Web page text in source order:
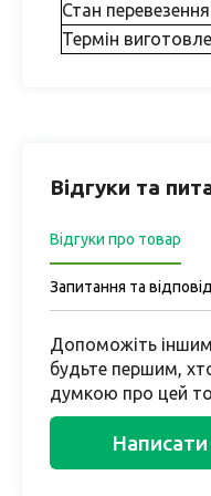
Стан перевезення
Термін
Відгуки та
Відгуки про товар
Запитання та
Допоможіть
будьте першим,
думкою про цей
Написати